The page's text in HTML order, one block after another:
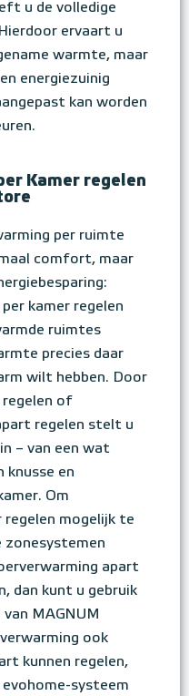
u de volledige
ervaart u
warmte, maar
energiezuinig
kan worden
Kamer regelen
per ruimte
comfort, maar
kamer regelen
ruimtes
precies daar
wilt hebben. Door
regelen of
regelen stelt u
– van een wat
knusse en
Om
regelen mogelijk te
zonesystemen
apart
dan kunt u gebruik
MAGNUM
ook
kunnen regelen,
systeem